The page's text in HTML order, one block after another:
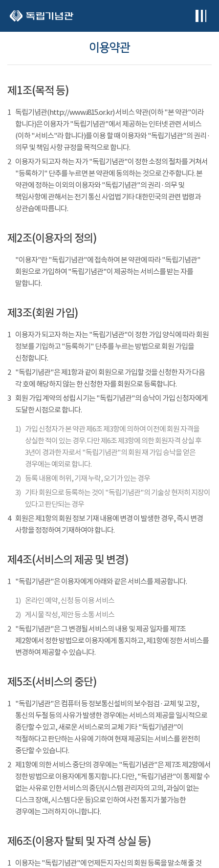
이용약관
제1조(목적 등)
1 독립기념관(http://www.i815.or.kr) 서비스 약관(이하 "본 약관"이라
합니다)은 이용자가 "독립기념관"에서 제공하는 인터넷 관련 서비스
(이하 "서비스"라 합니다)를 이용 할 때 이용자와 "독립기념관"의 권리 ·
의무 및 책임 사항 규정을 목적으로 합니다.
2 이용자가 되고자 하는 자가 "독립기념관"이 정한 소정의 절차를 거쳐서
"등록하기" 단추를 누르면 본 약관에 동의하는 것으로 간주합니다. 본
약관에 정하는 이외의 이용자와 "독립기념관"의 권리 · 의무 및
책임사항에 관해서는 전기 통신 사업법 기타 대한민국의 관련 법령과
상관습에 따릅니다.
제2조(이용자의 정의)
"이용자"란 "독립기념관"에 접속하여 본 약관에 따라 "독립기념관"
회원으로 가입하여 "독립기념관"이 제공하는 서비스를 받는 자를
말합니다.
제3조(회원 가입)
1 이용자가 되고자 하는 자는 "독립기념관"이 정한 가입 양식에 따라 회원
정보를 기입하고 "등록하기" 단추를 누르는 방법으로 회원 가입을
신청합니다.
2 "독립기념관"은 제1항과 같이 회원으로 가입할 것을 신청한 자가 다음
각 호에 해당하지 않는 한 신청한 자를 회원으로 등록합니다.
3 회원 가입 계약의 성립 시기는 "독립기념관"의 승낙이 가입 신청자에게
도달한 시점으로 합니다.
1) 가입 신청자가 본 약관 제6조 제3항에 의하여 이전에 회원 자격을
상실한 적이 있는 경우. 다만 제6조 제3항에 의한 회원자격 상실 후
3년이 경과한 자로서 "독립기념관"의 회원 재 가입 승낙을 얻은
경우에는 예외로 합니다.
2) 등록 내용에 허위, 기재 누락, 오기가 있는 경우
3) 기타 회원으로 등록하는 것이 "독립기념관"의 기술상 현저히 지장이
있다고 판단되는 경우
4
회원은 제1항의 회원 정보 기재 내용에 변경 이 발생한 경우, 즉시 변경
사항을 정정하여 기재하여야 합니다.
제4조(서비스의 제공 및 변경)
1 "독립기념관"은 이용자에게 아래와 같은 서비스를 제공합니다.
1) 온라인 예약, 신청 등 이용 서비스
2) 게시물 작성, 제안 등 소통 서비스
2 "독립기념관"은 그 변경될 서비스의 내용 및 제공 일자를 제7조
제2항에서 정한 방법으로 이용자에게 통지하고, 제1항에 정한 서비스를
변경하여 제공할 수 있습니다.
제5조(서비스의 중단)
1 "독립기념관"은 컴퓨터 등 정보통신설비의 보수점검 · 교체 및 고장,
통신의 두절 등의 사유가 발생한 경우에는 서비스의 제공을 일시적으로
중단할 수 있고, 새로운 서비스로의 교체 기타 "독립기념관"이
적절하다고 판단하는 사유에 기하여 현재 제공되는 서비스를 완전히
중단할 수 있습니다.
2 제1항에 의한 서비스 중단의 경우에는 "독립기념관"은 제7조 제2항에서
정한 방법으로 이용자에게 통지합니다. 다만, "독립기념관"이 통제할 수
없는 사유로 인한 서비스의 중단(시스템 관리자의 고의, 과실이 없는
디스크 장애, 시스템 다운 등)으로 인하여 사전 통지가 불가능한
경우에는 그러하지 아니합니다.
제6조(이용자 탈퇴 및 자격 상실 등)
1 이용자는 "독립기념관"에 언제든지 자신의 회원 등록을 말소해 줄 것